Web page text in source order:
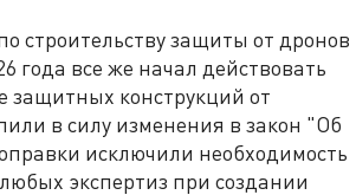
строительству защиты от дронов
года все же начал действовать
защитных конструкций от
в силу изменения в закон "Об
исключили необходимость
экспертиз при создании